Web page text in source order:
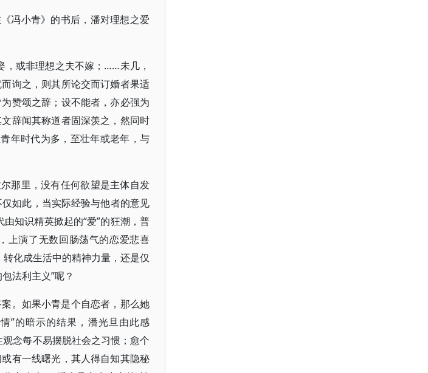
冯小青》的书后，潘对理想之爱
或非理想之夫不嫁；……未几，
询之，则其所论交而订婚者果适
赞颂之辞；设不能者，亦必强为
辞闻其称道者固深羡之，然同时
年时代为多，至壮年或老年，与
那里，没有任何欲望是主体自发
如此，当实际经验与他者的意见
知识精英掀起的“爱”的狂潮，普
上演了无数回肠荡气的恋爱悲喜
化成生活中的精神力量，还是仅
法利主义”呢？
。如果小青是个自恋者，那么她
”的暗示的结果，潘光旦由此感
念每不易摆脱社会之习惯；愈个
有一线曙光，其人得自知其隐秘